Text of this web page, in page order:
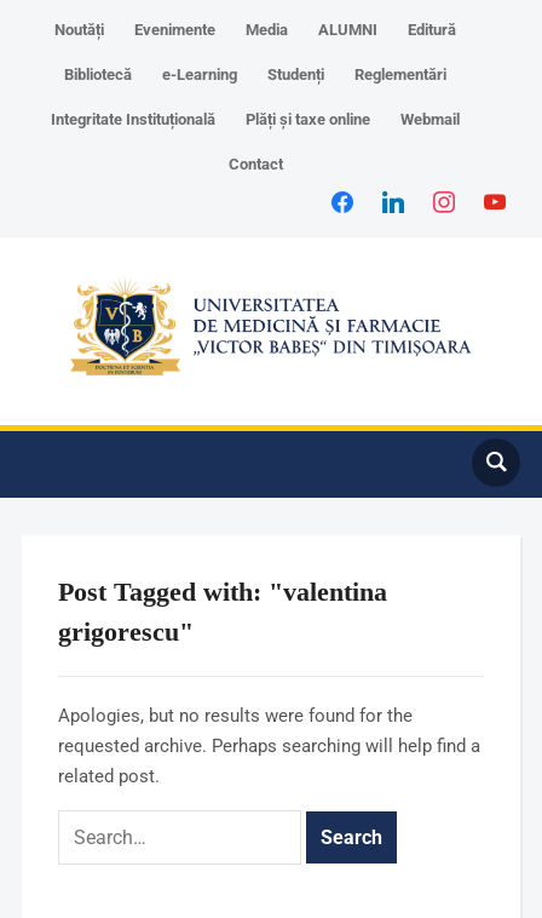
Noutăți Evenimente Media ALUMNI Editură
Bibliotecă e-Learning Studenți Reglementări
Integritate Instituțională Plăți și taxe online Webmail
Contact
Post Tagged with: "valentina
grigorescu"
Apologies, but no results were found for the
requested archive. Perhaps searching will help find a
related post.